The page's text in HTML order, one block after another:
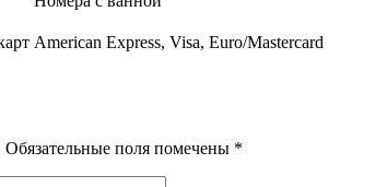
American Express, Visa, Euro/Mastercard
Обязательные поля помечены *